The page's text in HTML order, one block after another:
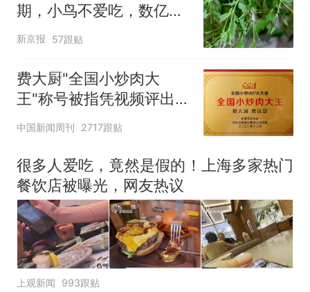
期，小鸟不爱吃，数亿头
小蜂迎战
新京报 57跟贴
费大厨"全国小炒肉大
王"称号被指凭视频评出
官方回应
中国新闻周刊 2717跟贴
很多人爱吃，竟然是假的！上海多家热门
餐饮店被曝光，网友热议
上观新闻 993跟贴